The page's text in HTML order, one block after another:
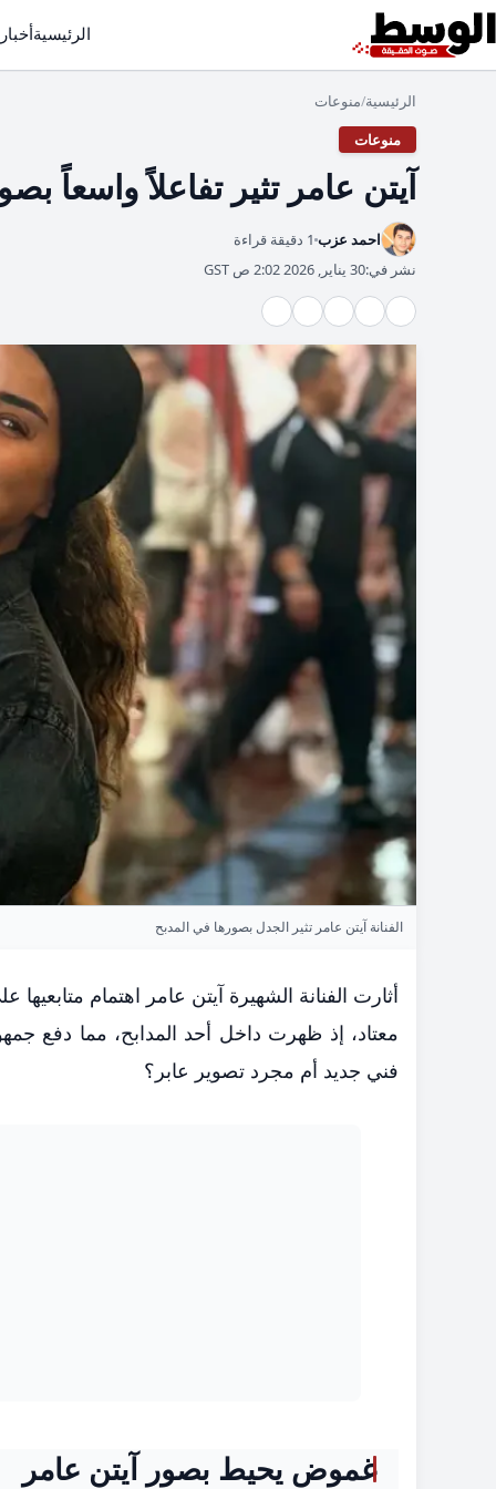
الرئيسية
الرئيسية/منوعات
منوعات
آيتن عامر تثير تفاعلاً واسعاً
احمد عزب 1 دقيقة قراءة
نشر في:30 يناير, 2026 2:02 ص GST
الفنانة آيتن عامر تثير الجدل بصورها في المدبح
أثارت الفنانة الشهيرة آيتن عامر اهتمام
معتاد، إذ ظهرت داخل أحد المدابح، مما
فني جديد أم مجرد تصوير عابر؟
غموض يحيط بصور آيتن عامر